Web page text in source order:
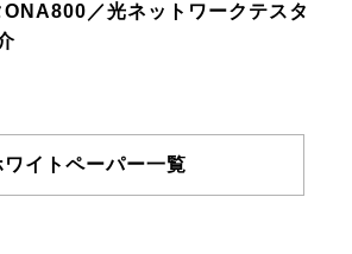
／光ネットワークテスタ
ワイトペーパー一覧